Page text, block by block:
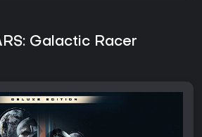
Galactic Racer